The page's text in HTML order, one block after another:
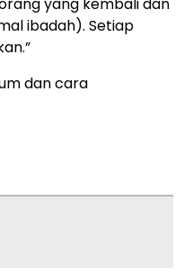
ibadah). Setiap
dan cara